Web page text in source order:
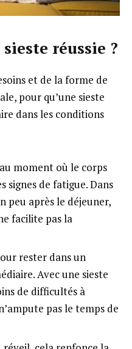
sieste réussie ?
et de la forme de
pour qu’une sieste
dans les conditions
moment où le corps
signes de fatigue. Dans
peu après le déjeuner,
facilite pas la
rester dans un
Avec une sieste
de difficultés à
pas le temps de